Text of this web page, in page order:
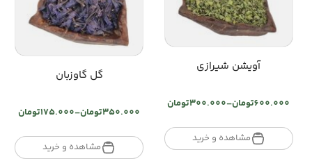
آویشن شیرازی
تومان600.000
– تومان300.000
Price
تومان300.000
through
مشاهده و خرید
گل گاوزبان
تومان350.000
– تومان175.000
Price
تومان175.000
through
مشاهده و خرید